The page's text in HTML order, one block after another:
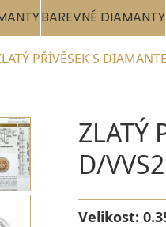
BAREVNÉ DIAMANTY
PŘÍVĚSEK S
ZLATÝ
D/
Velikost: